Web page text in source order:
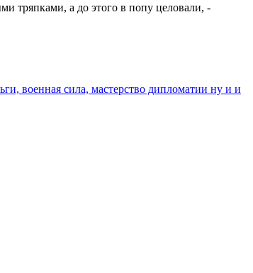
тряпками, а до этого в попу целовали, -
военная сила, мастерство дипломатии ну и и